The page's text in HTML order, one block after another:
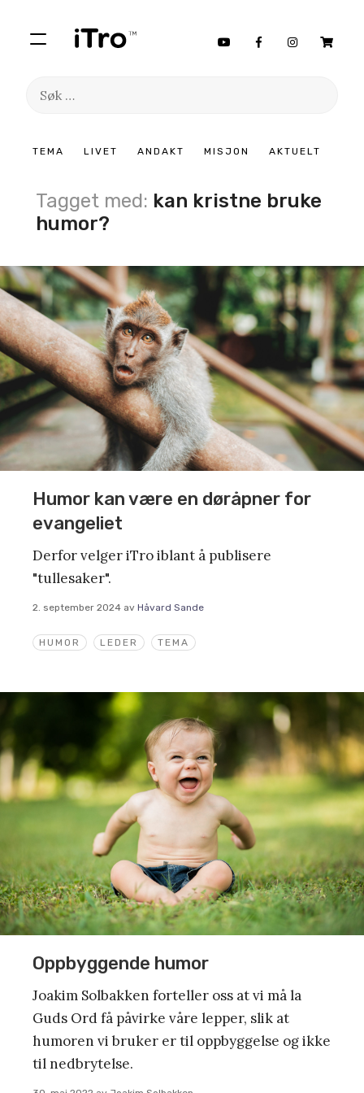
TEMA LIVET ANDAKT MISJON AKTUELT
Søk
Tagget med: kan kristne bruke
humor?
HUMOR LEDER TEMA
Humor kan være en døråpner for
evangeliet
Derfor velger iTro iblant å publisere
"tullesaker".
2. september 2024 av Håvard Sande
Oppbyggende humor
Joakim Solbakken forteller oss at vi må la
Guds Ord få påvirke våre lepper, slik at
humoren vi bruker er til oppbyggelse og ikke
til nedbrytelse.